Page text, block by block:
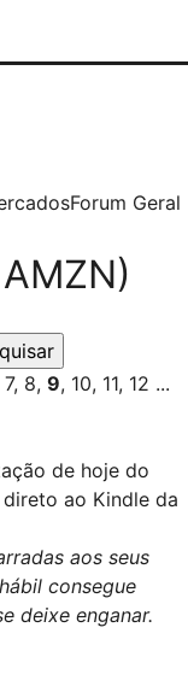
Forum Geral
7, 8, 9, 10, 11, 12 ...
de hoje do
ao Kindle da
aos seus
consegue
deixe enganar.